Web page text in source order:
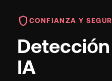
shield CONFIANZA Y
IA